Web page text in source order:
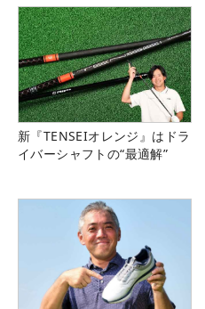
新『TENSEIオレンジ』はドラ
イバーシャフトの“最適解”